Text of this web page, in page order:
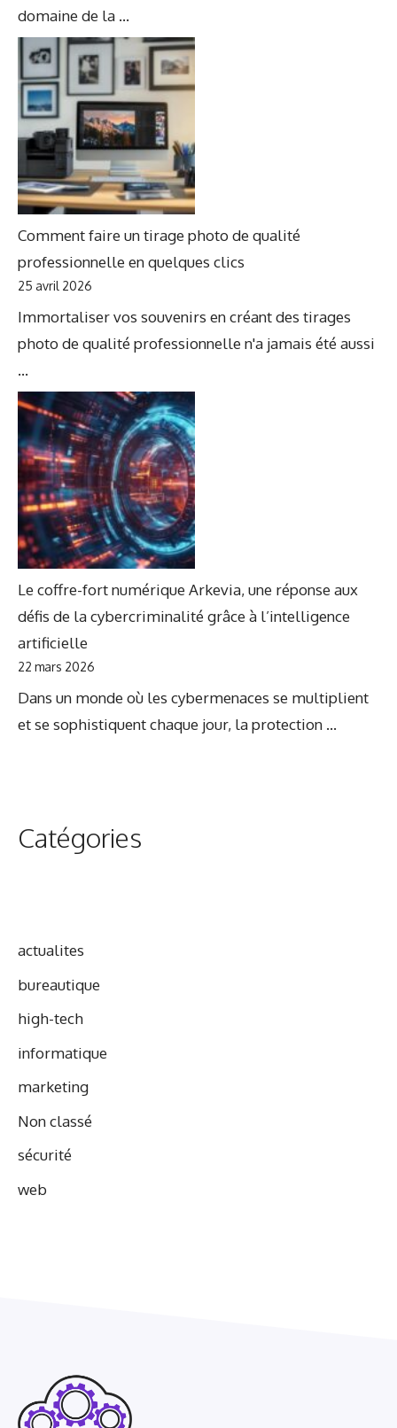
domaine de la ...
Comment faire un tirage photo de qualité
professionnelle en quelques clics
25 avril 2026
Immortaliser vos souvenirs en créant des tirages
photo de qualité professionnelle n'a jamais été aussi
...
Le coffre-fort numérique Arkevia, une réponse aux
défis de la cybercriminalité grâce à l’intelligence
artificielle
22 mars 2026
Dans un monde où les cybermenaces se multiplient
et se sophistiquent chaque jour, la protection ...
Catégories
actualites
bureautique
high-tech
informatique
marketing
Non classé
sécurité
web